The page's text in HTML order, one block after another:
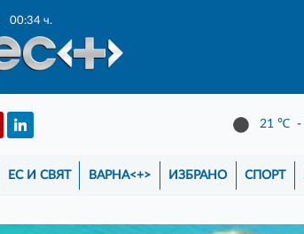
00:34 ч.
21 ℃ -
ЕС И СВЯТ ВАРНА<+> ИЗБРАНО СПОРТ